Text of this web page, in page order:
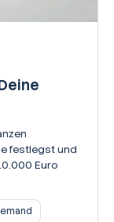
festlegst und
Euro